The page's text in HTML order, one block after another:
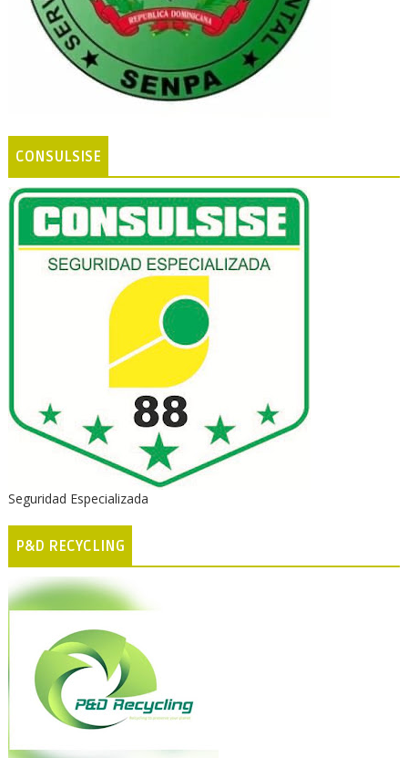
CONSULSISE
Seguridad Especializada
P&D RECYCLING